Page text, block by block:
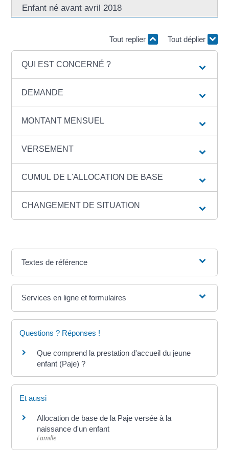
Enfant né avant avril 2018
Tout replier Tout déplier
QUI EST CONCERNÉ ?
DEMANDE
MONTANT MENSUEL
VERSEMENT
CUMUL DE L'ALLOCATION DE BASE
CHANGEMENT DE SITUATION
Textes de référence
Services en ligne et formulaires
Questions ? Réponses !
Que comprend la prestation d'accueil du jeune
enfant (Paje) ?
Et aussi
Allocation de base de la Paje versée à la
naissance d'un enfant
Famille